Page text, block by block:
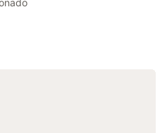
free WiFi. With garden
a patio.